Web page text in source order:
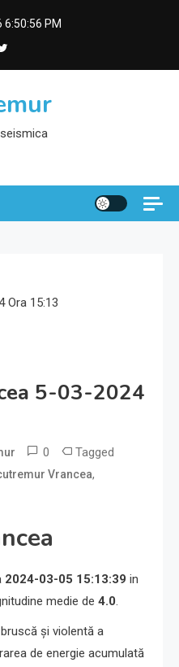
6:50:57 PM
Ora 15:13
5-03-2024
0 Tagged
Vrancea,
2024-03-05 15:13:39 in
medie de 4.0.
și violentă a
de energie acumulată